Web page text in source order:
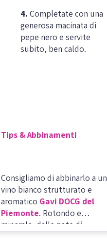
4. Completate con una
generosa macinata di
pepe nero e servite
subito, ben caldo.
Tips & Abbinamenti
Consigliamo di abbinarlo a un
vino bianco strutturato e
aromatico Gavi DOCG del
Piemonte. Rotondo e
minerale, dalle note di